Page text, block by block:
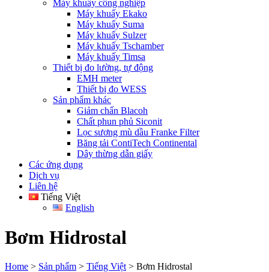
Máy khuấy công nghiệp
Máy khuấy Ekako
Máy khuấy Suma
Máy khuấy Sulzer
Máy khuấy Tschamber
Máy khuấy Timsa
Thiết bị đo lường, tự động
EMH meter
Thiết bị đo WESS
Sản phẩm khác
Giảm chấn Blacoh
Chất phun phủ Siconit
Lọc sương mù dầu Franke Filter
Băng tải ContiTech Continental
Dây thừng dẫn giấy
Các ứng dụng
Dịch vụ
Liên hệ
Tiếng Việt
English
Bơm Hidrostal
Home > Sản phẩm > Tiếng Việt > Bơm Hidrostal